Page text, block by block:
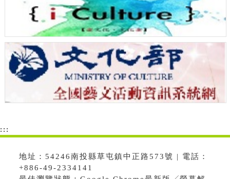
:::
地址：54246南投縣草屯鎮中正路573號 | 電話：
+886-49-2334141